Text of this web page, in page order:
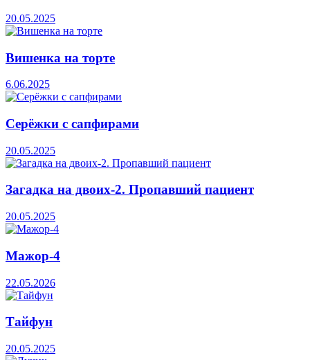
20.05.2025
Вишенка на торте
6.06.2025
Серёжки с сапфирами
20.05.2025
Загадка на двоих-2. Пропавший пациент
20.05.2025
Мажор-4
22.05.2026
Тайфун
20.05.2025